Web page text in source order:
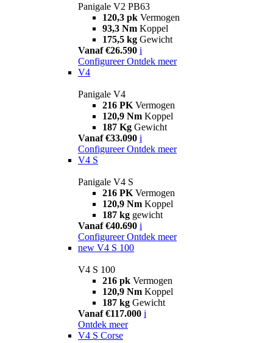
Panigale V2 PB63
120,3 pk Vermogen
93,3 Nm Koppel
175,5 kg Gewicht
Vanaf €26.590 i
Configureer Ontdek meer
V4
Panigale V4
216 PK Vermogen
120,9 Nm Koppel
187 Kg Gewicht
Vanaf €33.090 i
Configureer Ontdek meer
V4 S
Panigale V4 S
216 PK Vermogen
120,9 Nm Koppel
187 kg gewicht
Vanaf €40.690 i
Configureer Ontdek meer
new V4 S 100
V4 S 100
216 pk Vermogen
120,9 Nm Koppel
187 kg Gewicht
Vanaf €117.000 i
Ontdek meer
V4 S Corse